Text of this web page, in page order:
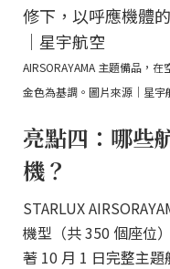
AIRSORAYAMA 主題備品，
金色為基調。圖片來源｜星宇
亮點四：哪些
機？
STARLUX
機型（共 350 個座位
著 10 月 1 日完整主